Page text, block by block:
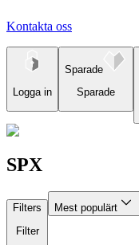
Kontakta oss
Logga in
Sparade
Sparade
SPX
Filters
Filter
Mest populärt